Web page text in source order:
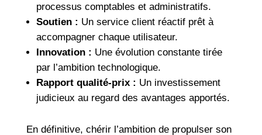
processus comptables et administratifs.
Soutien : Un service client réactif prêt à
accompagner chaque utilisateur.
Innovation : Une évolution constante tirée
par l’ambition technologique.
Rapport qualité-prix : Un investissement
judicieux au regard des avantages apportés.
En définitive, chérir l’ambition de propulser son